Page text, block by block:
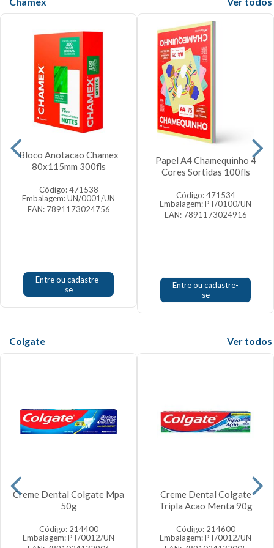
Bloco Anotacao Chamex
80x115mm 300fls
Código: 471538
Embalagem: UN/0001/UN
EAN: 7891173024756
Entre ou cadastre-
se
Papel A4 Chamequinho 4
Cores Sortidas 100fls
Código: 471534
Embalagem: PT/0100/UN
EAN: 7891173024916
Entre ou cadastre-
se
Colgate
Creme Dental Colgate Mpa
50g
Código: 214400
Embalagem: PT/0012/UN
Creme Dental Colgate
Tripla Acao Menta 90g
Código: 214600
Embalagem: PT/0012/UN